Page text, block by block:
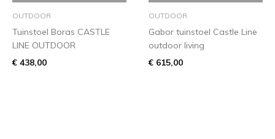
OUTDOOR
Tuinstoel Boras CASTLE
LINE OUTDOOR
€ 438,00
OUTDOOR
Gabor tuinstoel Castle Line
outdoor living
€ 615,00